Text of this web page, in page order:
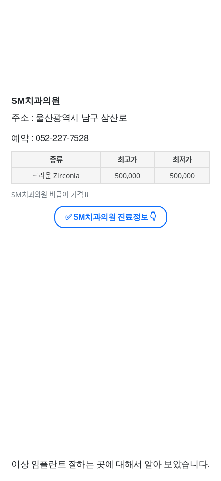
SM치과의원
주소 : 울산광역시 남구 삼산로
예약 : 052-227-7528
SM치과의원 비급여 가격표
종류 최고가
최저가
크라운 Zirconia
500,000 500,000
✅ SM치과의원 진료정보 👇
이상 임플란트 잘하는 곳에 대해서 알아 보았습니다.